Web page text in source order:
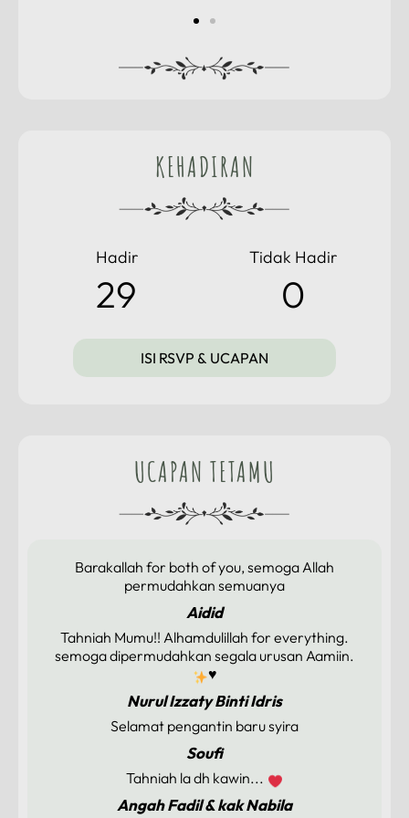
KEHADIRAN
Hadir
29
Tidak Hadir
0
ISI RSVP & UCAPAN
UCAPAN TETAMU
Barakallah for both of you, semoga Allah
permudahkan semuanya
Aidid
Tahniah Mumu!! Alhamdulillah for everything.
semoga dipermudahkan segala urusan Aamiin.
♥️
Nurul Izzaty Binti Idris
Selamat pengantin baru syira
Soufi
Tahniah la dh kawin...
Angah Fadil & kak Nabila